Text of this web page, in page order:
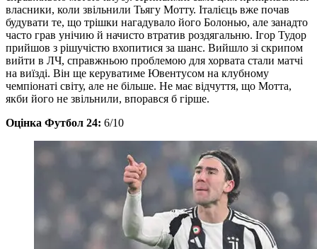
власники, коли звільнили Тьягу Мотту. Італієць вже почав
будувати те, що трішки нагадувало його Болонью, але занадто
часто грав унічию й начисто втратив роздягальню. Ігор Тудор
прийшов з рішучістю вхопитися за шанс. Вийшло зі скрипом
вийти в ЛЧ, справжньою проблемою для хорвата стали матчі
на виїзді. Він ще керуватиме Ювентусом на клубному
чемпіонаті світу, але не більше. Не має відчуття, що Мотта,
якби його не звільнили, впорався б гірше.
Оцінка Футбол 24: 6/10